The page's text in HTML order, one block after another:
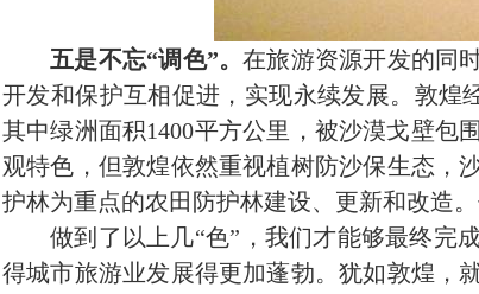
五是不忘“调色”。在旅游资源开发的同
开发和保护互相促进，实现永续发展。敦煌
其中绿洲面积1400平方公里，被沙漠戈壁包
观特色，但敦煌依然重视植树防沙保生态，
护林为重点的农田防护林建设、更新和改造
做到了以上几“色”，我们才能够最终完
得城市旅游业发展得更加蓬勃。犹如敦煌，